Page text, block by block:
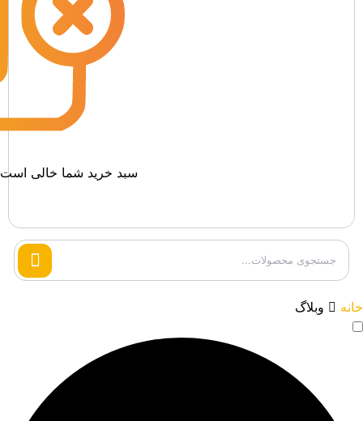
سبد خرید شما خالی
Search
خانه
وبلاگ